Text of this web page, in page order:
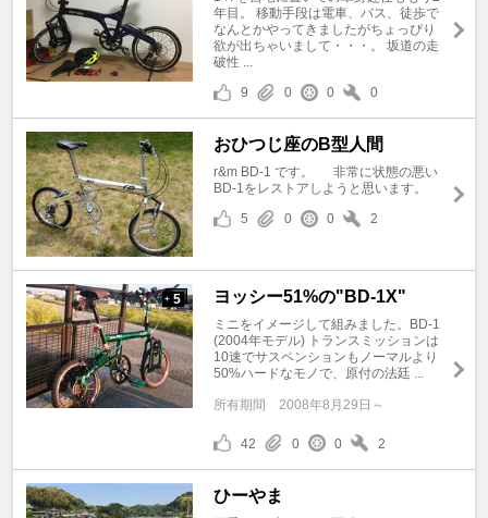
年目。 移動手段は電車、バス、徒歩で
なんとかやってきましたがちょっぴり
欲が出ちゃいまして・・・。 坂道の走
破性 ...
9
0 0 0
おひつじ座のB型人間
r&m BD-1 です。 非常に状態の悪い
BD-1をレストアしようと思います。
5
0 0 2
+ 5 ヨッシー51%の"BD-1X"
ミニをイメージして組みました。BD-1
(2004年モデル) トランスミッションは
10速でサスペンションもノーマルより
50%ハードなモノで、原付の法廷 ...
所有期間 2008年8月29日～
42 0 0 2
ひーやま